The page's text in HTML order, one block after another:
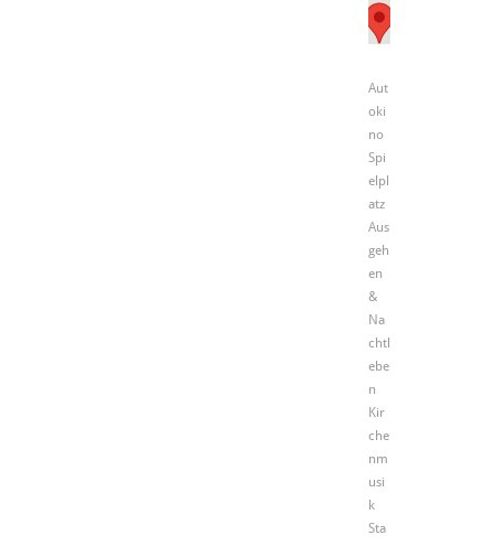
Aut
oki
no
Spi
elpl
atz
Aus
geh
en
&
Na
chtl
ebe
n
Kir
che
nm
usi
k
Sta